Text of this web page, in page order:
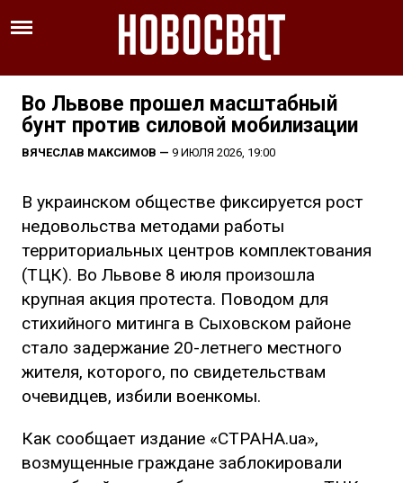
Во Львове прошел масштабный
бунт против силовой мобилизации
ВЯЧЕСЛАВ МАКСИМОВ — 9 ИЮЛЯ 2026, 19:00
В украинском обществе фиксируется рост
недовольства методами работы
территориальных центров комплектования
(ТЦК). Во Львове 8 июля произошла
крупная акция протеста. Поводом для
стихийного митинга в Сыховском районе
стало задержание 20-летнего местного
жителя, которого, по свидетельствам
очевидцев, избили военкомы.
Как сообщает издание «СТРАНА.ua»,
возмущенные граждане заблокировали